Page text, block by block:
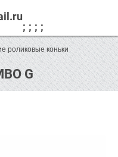
роликовые коньки
G